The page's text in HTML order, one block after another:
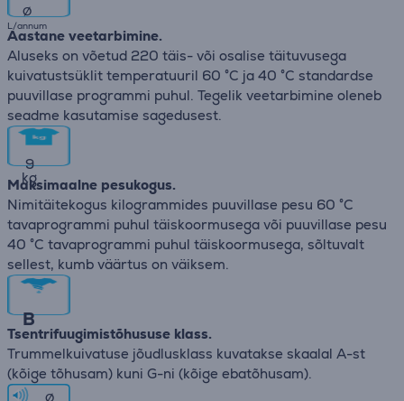
∅
L/annum
Aastane veetarbimine.
Aluseks on võetud 220 täis- või osalise täituvusega
kuivatustsüklit temperatuuril 60 °C ja 40 °C standardse
puuvillase programmi puhul. Tegelik veetarbimine oleneb
seadme kasutamise sagedusest.
9
kg
Maksimaalne pesukogus.
Nimitäitekogus kilogrammides puuvillase pesu 60 °C
tavaprogrammi puhul täiskoormusega või puuvillase pesu
40 °C tavaprogrammi puhul täiskoormusega, sõltuvalt
sellest, kumb väärtus on väiksem.
B
Tsentrifuugimistõhususe klass.
Trummelkuivatuse jõudlusklass kuvatakse skaalal A-st
(kõige tõhusam) kuni G-ni (kõige ebatõhusam).
∅